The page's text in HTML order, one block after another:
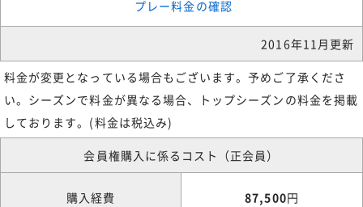
プレー料金の確認
2016年11月更新
料金が変更となっている場合もございます。予めご了承くださ
い。シーズンで料金が異なる場合、トップシーズンの料金を掲載
しております。(料金は税込み)
会員権購入に係るコスト（正会員）
購入経費 87,500円